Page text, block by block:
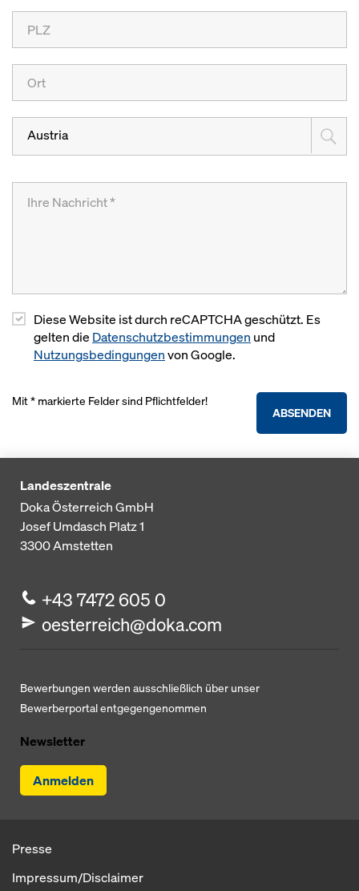
Austria
Diese Website ist durch reCAPTCHA geschützt. Es
gelten die Datenschutzbestimmungen und
Nutzungsbedingungenvon Google.
ABSENDEN
Mit * markierte Felder sind Pflichtfelder!
Landeszentrale
Doka Österreich GmbH
Josef Umdasch Platz 1
3300Amstetten
+43 7472 605 0
oesterreich@doka.com
Bewerbungen werden ausschließlich über unser
Bewerberportal entgegengenommen
Newsletter
Anmelden
Presse
Impressum/Disclaimer